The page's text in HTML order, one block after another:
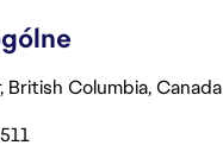
British Columbia, Canada